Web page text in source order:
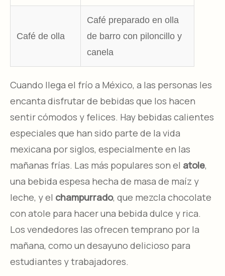
Café de olla
Café preparado en olla
de barro con piloncillo y
canela
Cuando llega el frío a México, a las personas les
encanta disfrutar de bebidas que los hacen
sentir cómodos y felices. Hay bebidas calientes
especiales que han sido parte de la vida
mexicana por siglos, especialmente en las
mañanas frías. Las más populares son el atole,
una bebida espesa hecha de masa de maíz y
leche, y el champurrado, que mezcla chocolate
con atole para hacer una bebida dulce y rica.
Los vendedores las ofrecen temprano por la
mañana, como un desayuno delicioso para
estudiantes y trabajadores.